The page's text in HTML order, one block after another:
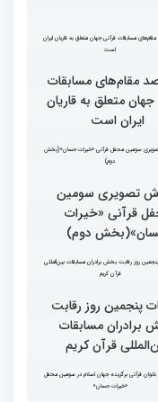
مقام‌های مسابقات
جهان متعلق به قاریان
ایران است
تصویری سومین
قرآنی «خیرات
دوم)